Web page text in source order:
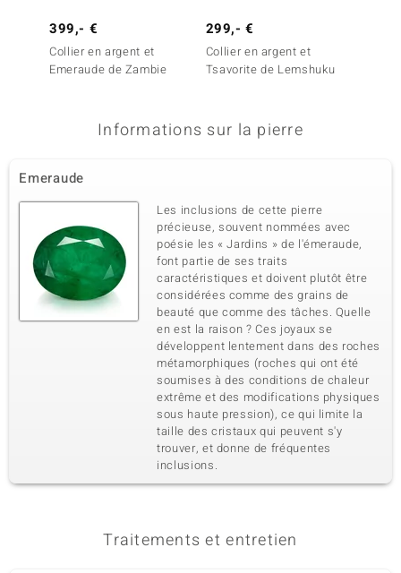
399,- €
Collier en argent et
Emeraude de Zambie
299,- €
Collier en argent et
Tsavorite de Lemshuku
Informations sur la pierre
Emeraude
Les inclusions de cette pierre
précieuse, souvent nommées avec
poésie les « Jardins » de l'émeraude,
font partie de ses traits
caractéristiques et doivent plutôt être
considérées comme des grains de
beauté que comme des tâches. Quelle
en est la raison ? Ces joyaux se
développent lentement dans des roches
métamorphiques (roches qui ont été
soumises à des conditions de chaleur
extrême et des modifications physiques
sous haute pression), ce qui limite la
taille des cristaux qui peuvent s'y
trouver, et donne de fréquentes
inclusions.
Traitements et entretien